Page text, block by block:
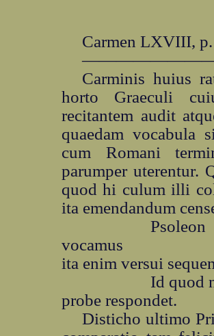
Carmen LXVIII,
Carminis huius
horto Graeculi
recitantem audit
quaedam vocabula
cum Romani
parumper uterentur.
quod hi culum illi
ita emendandum
vocamus
ita enim versui
Id quod
probe respondet.
Disticho ultimo